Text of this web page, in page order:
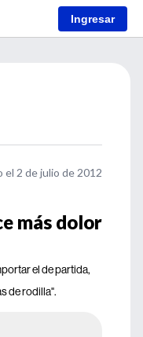
Ingresar
el 2 de julio de 2012
más dolor
el de partida,
de rodilla".